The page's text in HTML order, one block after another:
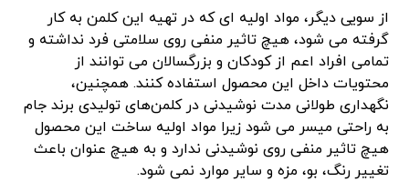
از سویی دیگر، مواد اولیه ای که در تهیه این کلمن به کار
گرفته می شود، هیچ تاثیر منفی روی سلامتی فرد نداشته و
تمامی افراد اعم از کودکان و بزرگسالان می توانند از
محتویات داخل این محصول استفاده کنند. همچنین،
نگهداری طولانی مدت نوشیدنی در کلمن‌های تولیدی برند جام
به راحتی میسر می شود زیرا مواد اولیه ساخت این محصول
هیچ تاثیر منفی روی نوشیدنی ندارد و به هیچ عنوان باعث
تغییر رنگ، بو، مزه و سایر موارد نمی شود.